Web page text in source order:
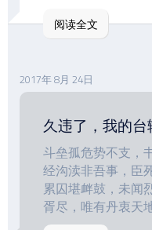
阅读全文
2017年 8月 24日
久违了，我的台
斗垒孤危势不支，
经沟渎非吾事，臣
累囚堪衅鼓，未闻
胥尽，唯有丹衷天